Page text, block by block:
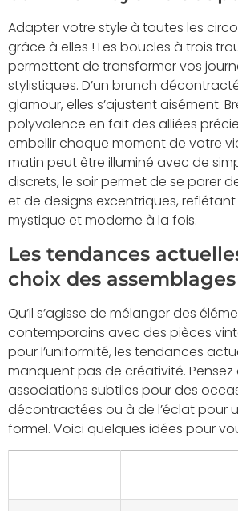
Adapter votre style à toutes les
grâce à elles ! Les boucles à trois
permettent de transformer vos
stylistiques. D’un brunch
glamour, elles s’ajustent aisément.
polyvalence en fait des alliées
embellir chaque moment de votre
matin peut être illuminé avec de
discrets, le soir permet de se parer
et de designs excentriques, reflétant
mystique et moderne à la fois.
Les tendances
choix des
Qu’il s’agisse de mélanger des
contemporains avec des pièces
pour l’uniformité, les tendances
manquent pas de créativité.
associations subtiles pour des
décontractées ou à de l’éclat pour
formel. Voici quelques idées pour